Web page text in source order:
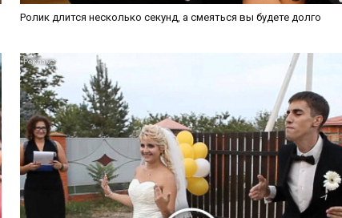
Ролик длится несколько секунд, а смеяться вы будете долго